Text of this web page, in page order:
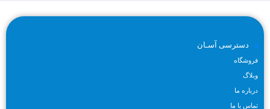
دسترسی آسـان
فروشگاه
وبلاگ
درباره ما
تماس با ما